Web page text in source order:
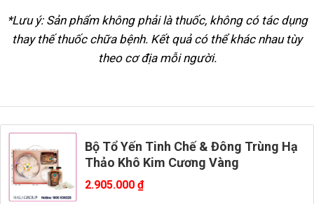
*Lưu ý: Sản phẩm không phải là thuốc, không có tác dụng
thay thế thuốc chữa bệnh. Kết quả có thể khác nhau tùy
theo cơ địa mỗi người.
Bộ Tổ Yến Tinh Chế & Đông Trùng Hạ
Thảo Khô Kim Cương Vàng
2.905.000 ₫